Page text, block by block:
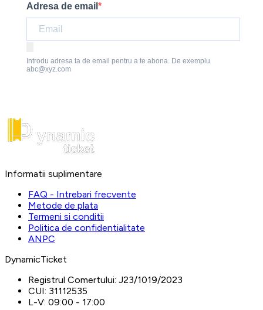
Adresa de email
Introdu adresa ta de email pentru a te abona. De exemplu
abc@xyz.com
Informatii suplimentare
FAQ - Intrebari frecvente
Metode de plata
Termeni si conditii
Politica de confidentialitate
ANPC
DynamicTicket
Registrul Comertului: J23/1019/2023
CUI: 31112535
L-V: 09:00 - 17:00